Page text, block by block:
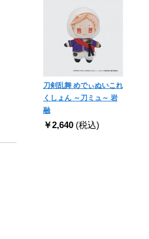
刀剣乱舞 めでぃぬいこれ
くしょん ～刀ミュ～ 岩
融
￥2,640 (税込)